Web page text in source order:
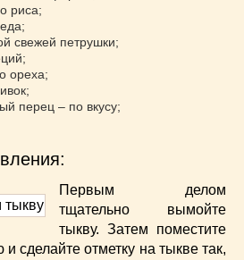
риса;
свежей петрушки;
ореха;
перец – по вкусу;
Первым делом
тщательно вымойте
тыкву. Затем поместите
сделайте отметку на тыкве так,